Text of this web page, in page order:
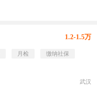
1.2-1.5万
月检
缴纳社保
武汉